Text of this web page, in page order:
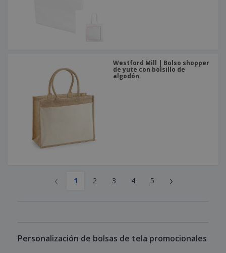
Westford Mill | Bolso shopper
de yute con bolsillo de
algodón
‹ 1 2 3 4 5 ›
Personalización de bolsas de tela promocionales